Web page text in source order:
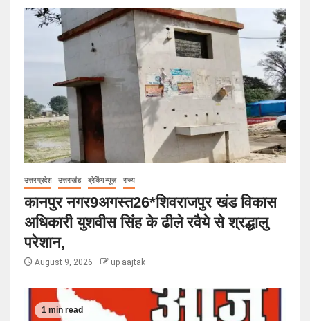
उत्तर प्रदेश उत्तराखंड ब्रेकिंग न्यूज़ राज्य
कानपुर नगर9अगस्त26*शिवराजपुर खंड विकास
अधिकारी युशवीस सिंह के ढीले रवैये से श्रद्धालु
परेशान,
August 9, 2026 up aajtak
1 min read